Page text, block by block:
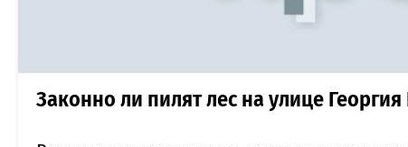
Законно ли пилят лес на улице